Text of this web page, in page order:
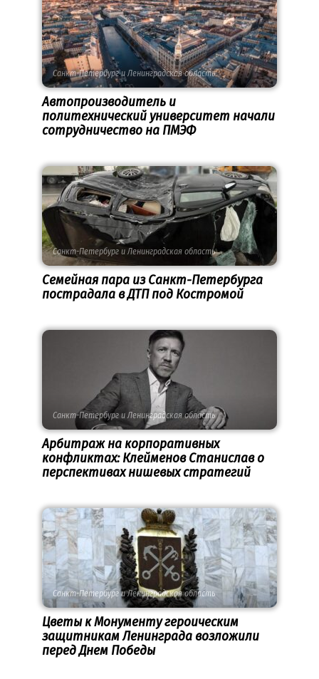
Санкт-Петербург и Ленинградская область
Автопроизводитель и
политехнический университет начали
сотрудничество на ПМЭФ
Санкт-Петербург и Ленинградская область
Семейная пара из Санкт-Петербурга
пострадала в ДТП под Костромой
Санкт-Петербург и Ленинградская область
Арбитраж на корпоративных
конфликтах: Клейменов Станислав о
перспективах нишевых стратегий
Санкт-Петербург и Ленинградская область
Цветы к Монументу героическим
защитникам Ленинграда возложили
перед Днем Победы